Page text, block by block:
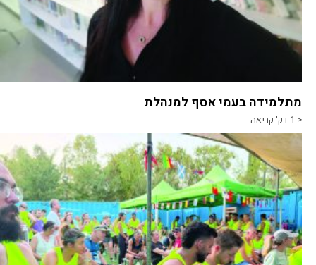
מתלמידה בעמי אסף למנהלת
< 1 דק' קריאה